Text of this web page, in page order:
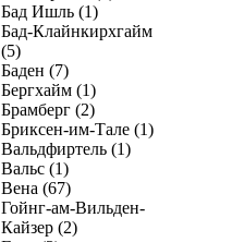
Бад Ишль (1)
Бад-Клайнкирхгайм
(5)
Баден (7)
Бергхайм (1)
Брамберг (2)
Бриксен-им-Тале (1)
Вальдфиртель (1)
Вальс (1)
Вена (67)
Гойнг-ам-Вильден-
Кайзер (2)